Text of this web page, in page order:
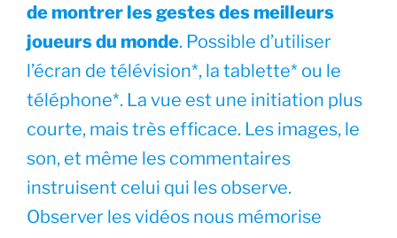
de montrer les gestes des meilleurs
joueurs du monde. Possible d’utiliser
l’écran de télévision*, la tablette* ou le
téléphone*. La vue est une initiation plus
courte, mais très efficace. Les images, le
son, et même les commentaires
instruisent celui qui les observe.
Observer les vidéos nous mémorise